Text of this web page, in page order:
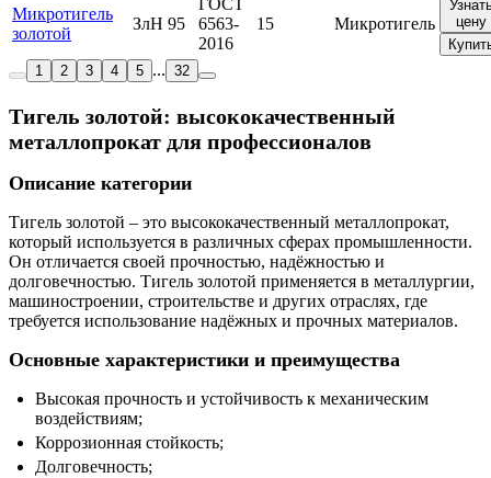
Микротигель
золотой
ЗлН 95
ГОСТ
6563-
2016
15 Микротигель
цену
1
2 3 4 5 ... 32
Тигель золотой: высококачественный
металлопрокат для профессионалов
Описание категории
Тигель золотой – это высококачественный металлопрокат,
который используется в различных сферах промышленности.
Он отличается своей прочностью, надёжностью и
долговечностью. Тигель золотой применяется в металлургии,
машиностроении, строительстве и других отраслях, где
требуется использование надёжных и прочных материалов.
Основные характеристики и преимущества
Высокая прочность и устойчивость к механическим
воздействиям;
Коррозионная стойкость;
Долговечность;